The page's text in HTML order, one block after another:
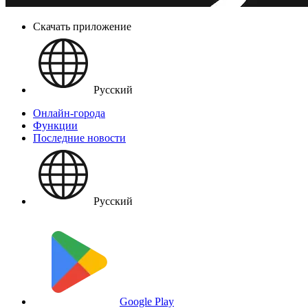
Скачать приложение
Русский
Онлайн-города
Функции
Последние новости
Русский
Google Play